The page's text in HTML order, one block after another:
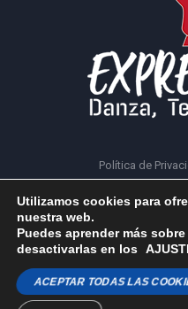
Política de
Expresarte © 2023 |
Utilizamos cookies para
nuestra web.
Puedes aprender más
desactivarlas en los
ACEPTAR TODAS LAS